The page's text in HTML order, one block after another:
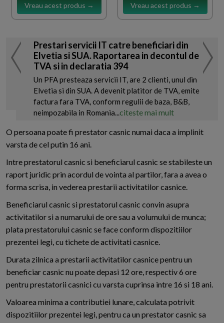
Vreau acest produs → Vreau acest produs →
Prestari servicii IT catre beneficiari din
Elvetia si SUA. Raportarea in decontul de
TVA si in declaratia 394
Un PFA presteaza servicii IT, are 2 clienti, unul din
Elvetia si din SUA. A devenit platitor de TVA, emite
factura fara TVA, conform regulii de baza, B&B,
neimpozabila in Romania...citeste mai mult
O persoana poate fi prestator casnic numai daca a implinit
varsta de cel putin 16 ani.
Intre prestatorul casnic si beneficiarul casnic se stabileste un
raport juridic prin acordul de vointa al partilor, fara a avea o
forma scrisa, in vederea prestarii activitatilor casnice.
Beneficiarul casnic si prestatorul casnic convin asupra
activitatilor si a numarului de ore sau a volumului de munca;
plata prestatorului casnic se face conform dispozitiilor
prezentei legi, cu tichete de activitati casnice.
Durata zilnica a prestarii activitatilor casnice pentru un
beneficiar casnic nu poate depasi 12 ore, respectiv 6 ore
pentru prestatorii casnici cu varsta cuprinsa intre 16 si 18 ani.
Valoarea minima a contributiei lunare, calculata potrivit
dispozitiilor prezentei legi, pentru ca un prestator casnic sa